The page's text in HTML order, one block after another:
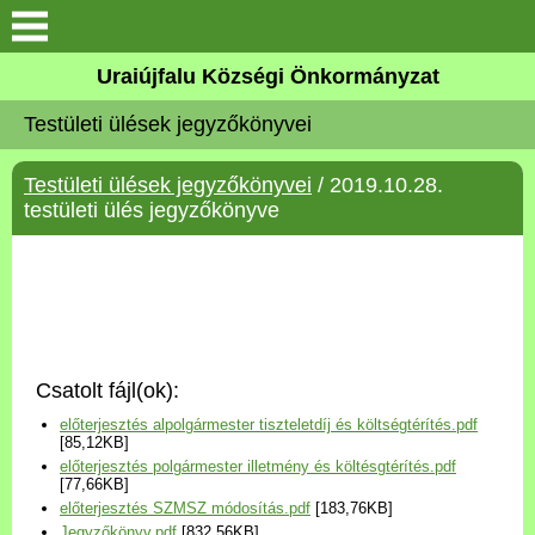
Köszöntő
Elérhetőségek
Uraiújfalu
Választási információk
Versenyképes Járások
Program
Uraiújfalu Községi Önkormányzat
Testületi ülések jegyzőkönyvei
Testületi ülések jegyzőkönyvei / 2019.10.28.
testületi ülés jegyzőkönyve
Csatolt fájl(ok):
előterjesztés alpolgármester tiszteletdíj és költségtérítés.pdf
[85,12KB]
előterjesztés polgármester illetmény és költésgtérítés.pdf
[77,66KB]
előterjesztés SZMSZ módosítás.pdf [183,76KB]